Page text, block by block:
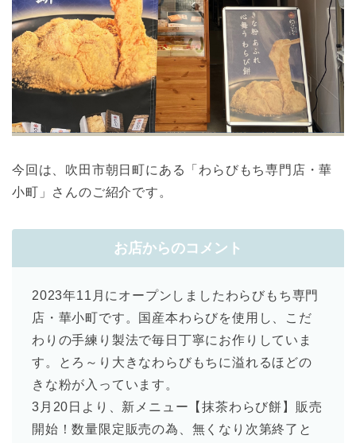
今回は、吹田市朝日町にある「わらびもち専門店・華
小町」さんのご紹介です。
お店からのコメント
2023年11月にオープンしましたわらびもち専門
店・華小町です。国産本わらびを使用し、こだ
わりの手練り製法で毎日丁寧にお作りしていま
す。とろ～り大きなわらびもちに溢れるほどの
きな粉が入っています。
3月20日より、新メニュー【抹茶わらび餅】販売
開始！数量限定販売の為、無くなり次第終了と